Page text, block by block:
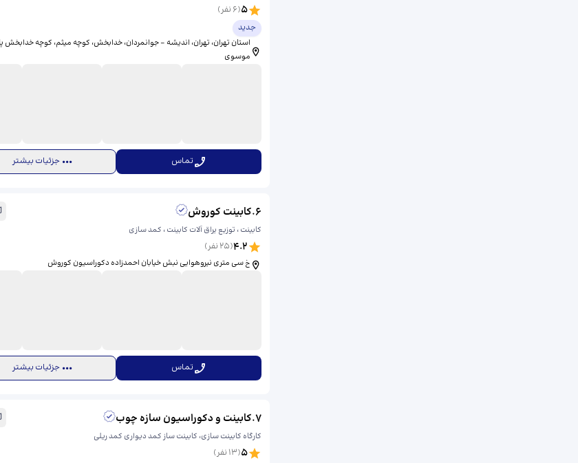
5
(
6 نفر)
جدید
موسوی
تماس جزئیات بیشتر
6
.کابینت کوروش
کابینت ، توزیع یراق آلات کابینت ، کمد سازی
4.2
(
25 نفر)
خ سی متری نیروهوایی نبش خیابان احمدزاده دکوراسیون کوروش
تماس جزئیات بیشتر
7
.کابینت و دکوراسیون سازه چوب
کارگاه کابینت سازی، کابینت ساز كمد ديواری كمد ريلی
5
(
13 نفر)